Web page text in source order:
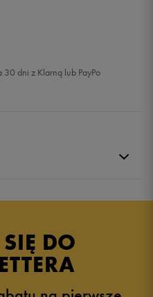
30 dni z Klarną lub PayPo
DO